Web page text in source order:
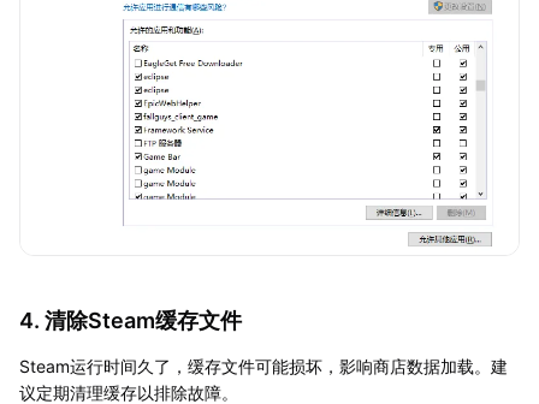
4. 清除Steam缓存文件
Steam运行时间久了，缓存文件可能损坏，影响商店数据加载。建
议定期清理缓存以排除故障。